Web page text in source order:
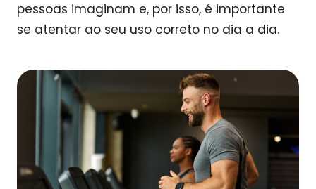
pessoas imaginam e, por isso, é importante
se atentar ao seu uso correto no dia a dia.